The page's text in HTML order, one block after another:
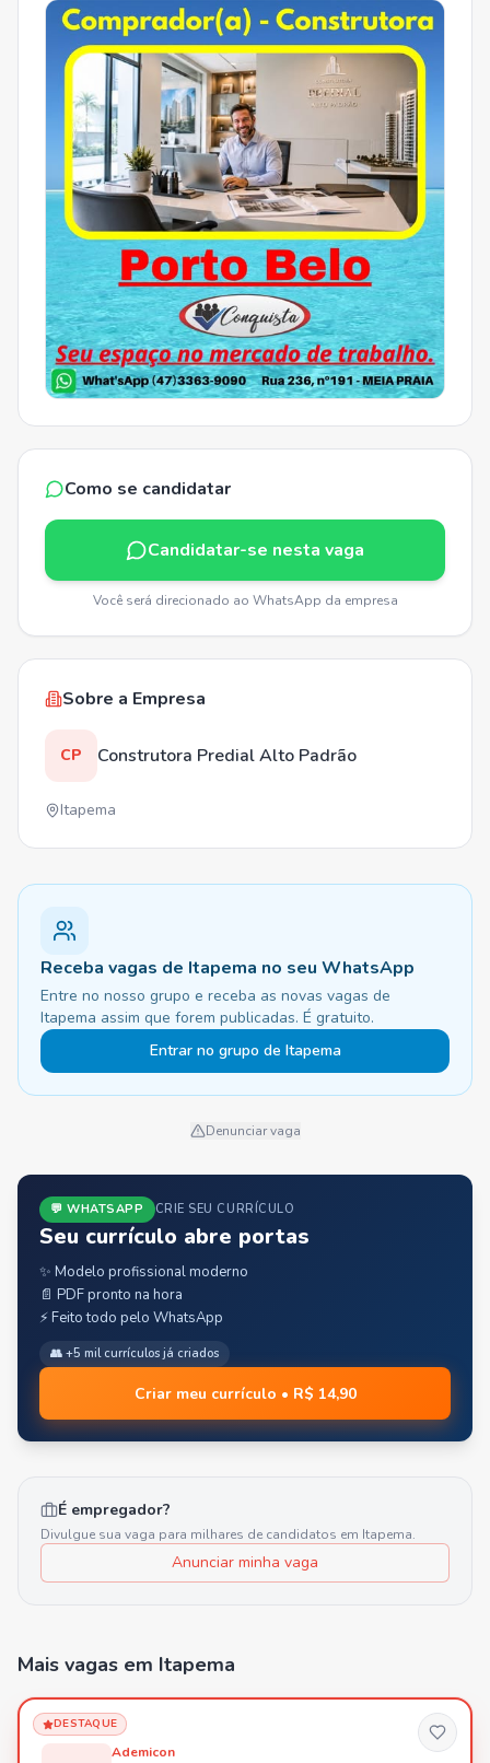
Como se candidatar
Candidatar-se nesta vaga
Você será direcionado ao WhatsApp da empresa
Sobre a Empresa
CP Construtora Predial Alto Padrão
Itapema
Receba vagas de Itapema no seu WhatsApp
Entre no nosso grupo e receba as novas vagas de
Itapema assim que forem publicadas. É gratuito.
Entrar no grupo de Itapema
Denunciar vaga
💬 WHATSAPP CRIE SEU CURRÍCULO
Seu currículo abre portas
✨ Modelo profissional moderno
📄 PDF pronto na hora
⚡ Feito todo pelo WhatsApp
👥 +5 mil currículos já criados
Criar meu currículo • R$ 14,90
É empregador?
Divulgue sua vaga para milhares de candidatos em Itapema.
Anunciar minha vaga
Mais vagas em Itapema
DESTAQUE
Ademicon